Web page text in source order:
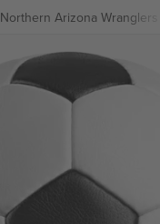
Northern Arizona Entrar